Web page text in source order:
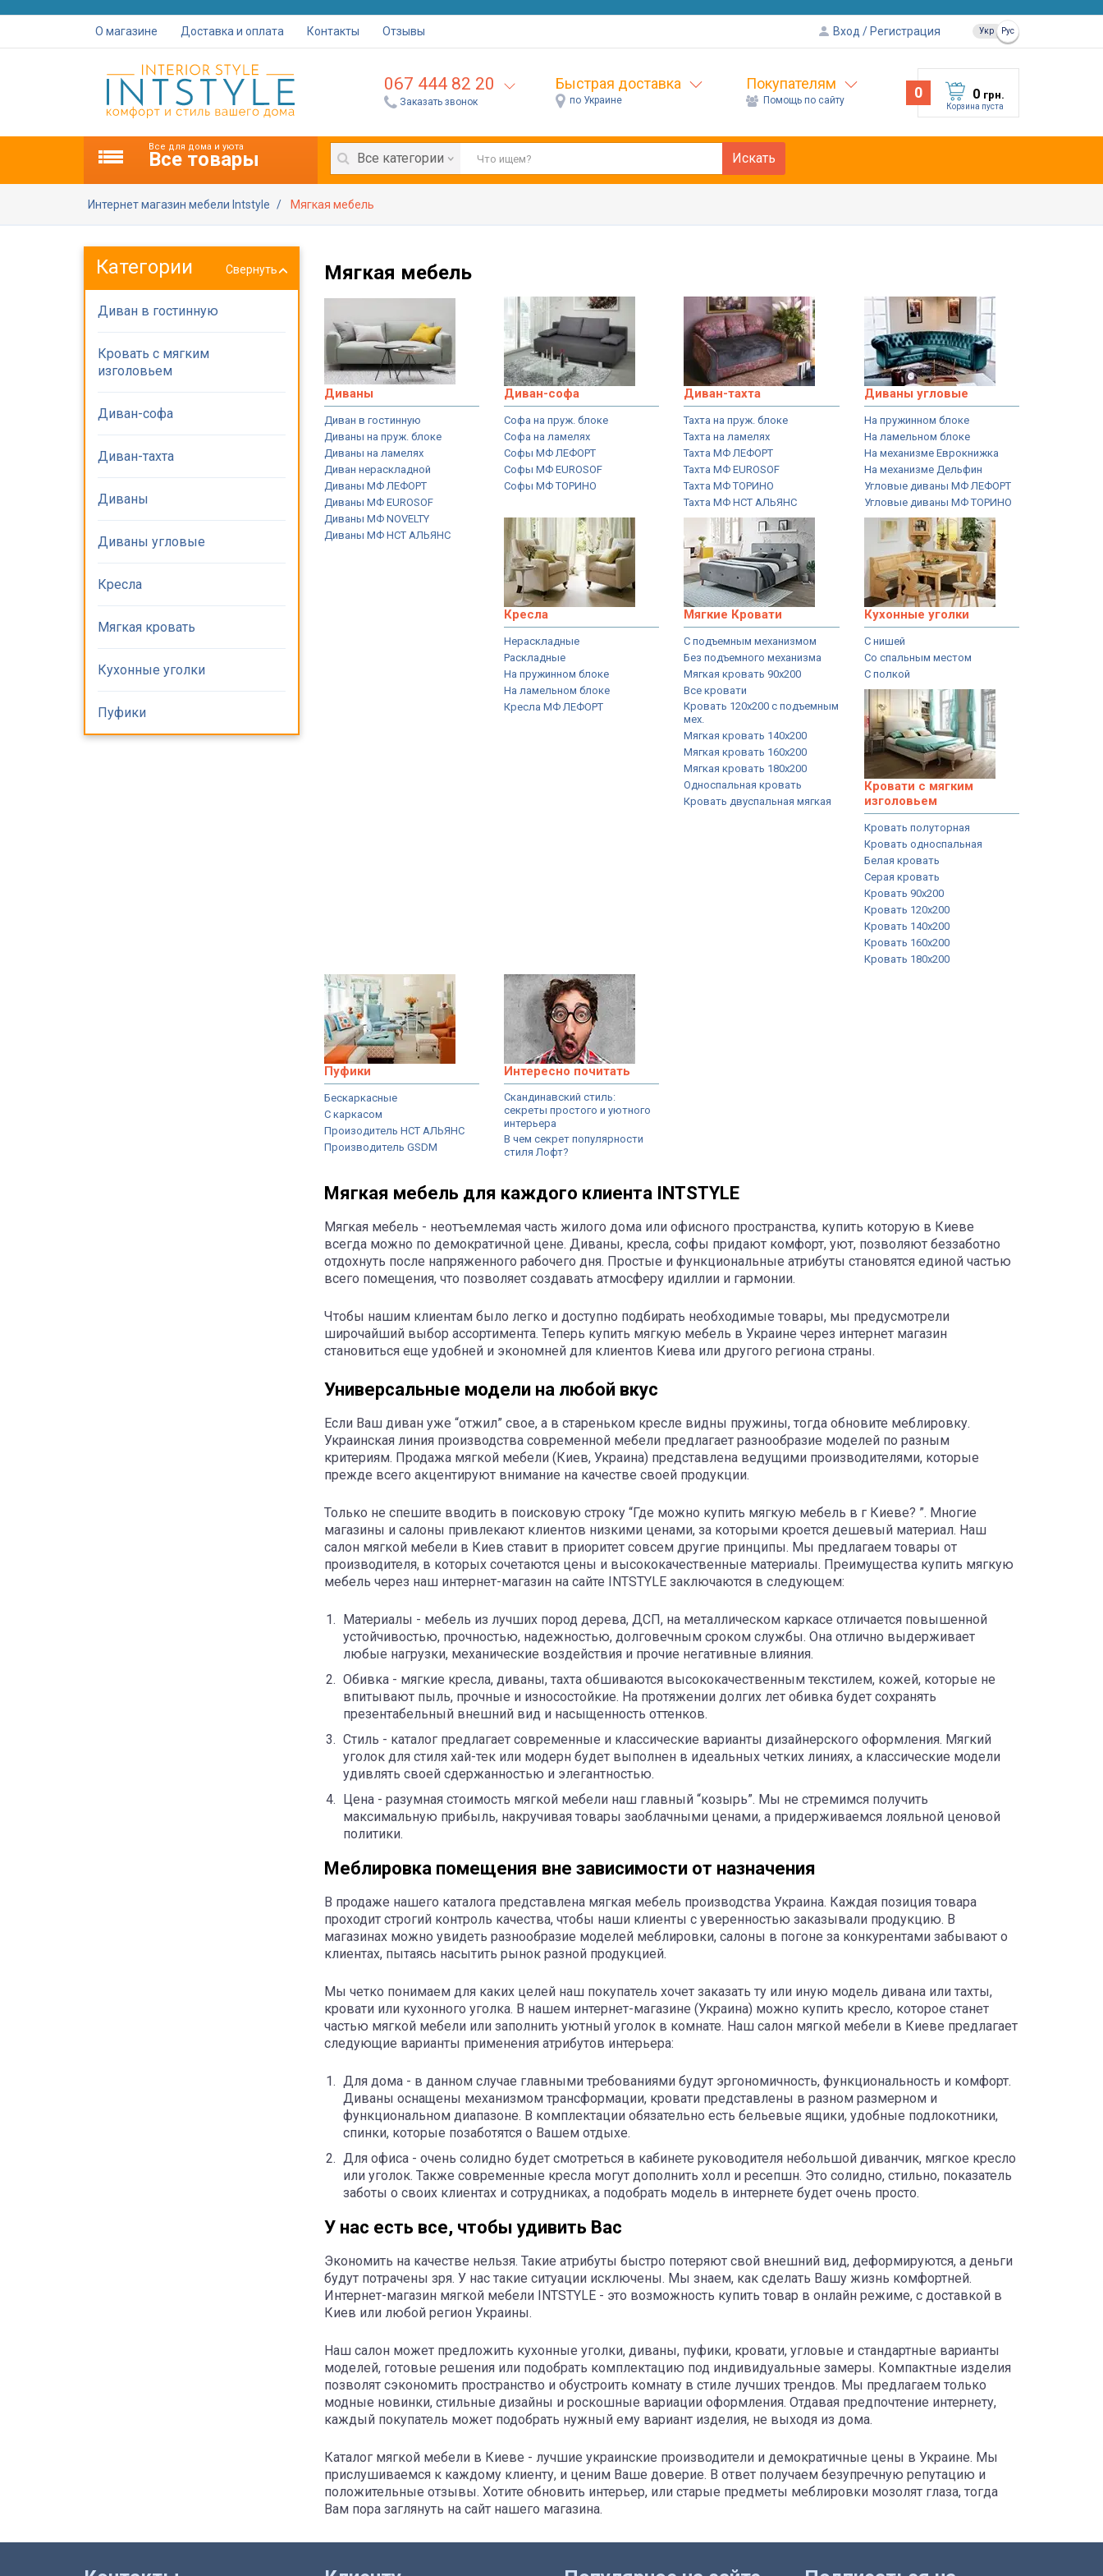
О магазине Доставка и оплата Контакты Отзывы Вход Регистрация Укр Рус
067 444 82 20
Заказать звонок
Быстрая доставка
по Украине
Покупателям
Помощь по сайту 0 0 грн.
Корзина пуста
Все для дома и уюта
Все товары Все категории Искать
Интернет магазин мебели Intstyle Мягкая мебель
Мягкая мебель
Диваны
Диван в гостинную
Диваны на пруж. блоке
Диваны на ламелях
Диван нераскладной
Диваны МФ ЛЕФОРТ
Диваны МФ EUROSOF
Диваны МФ NOVELTY
Диваны МФ НСТ АЛЬЯНС
Диван-софа
Софа на пруж. блоке
Софа на ламелях
Софы МФ ЛЕФОРТ
Софы МФ EUROSOF
Софы МФ ТОРИНО
Диван-тахта
Тахта на пруж. блоке
Тахта на ламелях
Тахта МФ ЛЕФОРТ
Тахта МФ EUROSOF
Тахта МФ ТОРИНО
Тахта МФ НСТ АЛЬЯНС
Диваны угловые
На пружинном блоке
На ламельном блоке
На механизме Еврокнижка
На механизме Дельфин
Угловые диваны МФ ЛЕФОРТ
Угловые диваны МФ ТОРИНО
Кресла
Нераскладные
Раскладные
На пружинном блоке
На ламельном блоке
Кресла МФ ЛЕФОРТ
Мягкие Кровати
С подъемным механизмом
Без подъемного механизма
Мягкая кровать 90x200
Все кровати
Кровать 120x200 с подъемным
мех.
Мягкая кровать 140x200
Мягкая кровать 160х200
Мягкая кровать 180х200
Односпальная кровать
Кровать двуспальная мягкая
Кухонные уголки
С нишей
Со спальным местом
С полкой
Кровати с мягким
изголовьем
Кровать полуторная
Кровать односпальная
Белая кровать
Серая кровать
Кровать 90x200
Кровать 120x200
Кровать 140х200
Кровать 160х200
Кровать 180х200
Пуфики
Бескаркасные
С каркасом
Произодитель НСТ АЛЬЯНС
Производитель GSDM
Интересно почитать
Скандинавский стиль:
секреты простого и уютного
интерьера
В чем секрет популярности
стиля Лофт?
Мягкая мебель для каждого клиента INTSTYLE
Мягкая мебель - неотъемлемая часть жилого дома или офисного пространства, купить которую в Киеве
всегда можно по демократичной цене. Диваны, кресла, софы придают комфорт, уют, позволяют беззаботно
отдохнуть после напряженного рабочего дня. Простые и функциональные атрибуты становятся единой частью
всего помещения, что позволяет создавать атмосферу идиллии и гармонии.
Чтобы нашим клиентам было легко и доступно подбирать необходимые товары, мы предусмотрели
широчайший выбор ассортимента. Теперь купить мягкую мебель в Украине через интернет магазин
становиться еще удобней и экономней для клиентов Киева или другого региона страны.
Универсальные модели на любой вкус
Если Ваш диван уже “отжил” свое, а в стареньком кресле видны пружины, тогда обновите меблировку.
Украинская линия производства современной мебели предлагает разнообразие моделей по разным
критериям. Продажа мягкой мебели (Киев, Украина) представлена ведущими производителями, которые
прежде всего акцентируют внимание на качестве своей продукции.
Только не спешите вводить в поисковую строку “Где можно купить мягкую мебель в г Киеве? ”. Многие
магазины и салоны привлекают клиентов низкими ценами, за которыми кроется дешевый материал. Наш
салон мягкой мебели в Киев ставит в приоритет совсем другие принципы. Мы предлагаем товары от
производителя, в которых сочетаются цены и высококачественные материалы. Преимущества купить мягкую
мебель через наш интернет-магазин на сайте INTSTYLE заключаются в следующем:
Материалы - мебель из лучших пород дерева, ДСП, на металлическом каркасе отличается повышенной
устойчивостью, прочностью, надежностью, долговечным сроком службы. Она отлично выдерживает
любые нагрузки, механические воздействия и прочие негативные влияния.
Обивка - мягкие кресла, диваны, тахта обшиваются высококачественным текстилем, кожей, которые не
впитывают пыль, прочные и износостойкие. На протяжении долгих лет обивка будет сохранять
презентабельный внешний вид и насыщенность оттенков.
Стиль - каталог предлагает современные и классические варианты дизайнерского оформления. Мягкий
уголок для стиля хай-тек или модерн будет выполнен в идеальных четких линиях, а классические модели
удивлять своей сдержанностью и элегантностью.
Цена - разумная стоимость мягкой мебели наш главный “козырь”. Мы не стремимся получить
максимальную прибыль, накручивая товары заоблачными ценами, а придерживаемся лояльной ценовой
политики.
Меблировка помещения вне зависимости от назначения
В продаже нашего каталога представлена мягкая мебель производства Украина. Каждая позиция товара
проходит строгий контроль качества, чтобы наши клиенты с уверенностью заказывали продукцию. В
магазинах можно увидеть разнообразие моделей меблировки, салоны в погоне за конкурентами забывают о
клиентах, пытаясь насытить рынок разной продукцией.
Мы четко понимаем для каких целей наш покупатель хочет заказать ту или иную модель дивана или тахты,
кровати или кухонного уголка. В нашем интернет-магазине (Украина) можно купить кресло, которое станет
частью мягкой мебели или заполнить уютный уголок в комнате. Наш салон мягкой мебели в Киеве предлагает
следующие варианты применения атрибутов интерьера:
Для дома - в данном случае главными требованиями будут эргономичность, функциональность и комфорт.
Диваны оснащены механизмом трансформации, кровати представлены в разном размерном и
функциональном диапазоне. В комплектации обязательно есть бельевые ящики, удобные подлокотники,
спинки, которые позаботятся о Вашем отдыхе.
Для офиса - очень солидно будет смотреться в кабинете руководителя небольшой диванчик, мягкое кресло
или уголок. Также современные кресла могут дополнить холл и ресепшн. Это солидно, стильно, показатель
заботы о своих клиентах и сотрудниках, а подобрать модель в интернете будет очень просто.
У нас есть все, чтобы удивить Вас
Экономить на качестве нельзя. Такие атрибуты быстро потеряют свой внешний вид, деформируются, а деньги
будут потрачены зря. У нас такие ситуации исключены. Мы знаем, как сделать Вашу жизнь комфортней.
Интернет-магазин мягкой мебели INTSTYLE - это возможность купить товар в онлайн режиме, с доставкой в
Киев или любой регион Украины.
Наш салон может предложить кухонные уголки, диваны, пуфики, кровати, угловые и стандартные варианты
моделей, готовые решения или подобрать комплектацию под индивидуальные замеры. Компактные изделия
позволят сэкономить пространство и обустроить комнату в стиле лучших трендов. Мы предлагаем только
модные новинки, стильные дизайны и роскошные вариации оформления. Отдавая предпочтение интернету,
каждый покупатель может подобрать нужный ему вариант изделия, не выходя из дома.
Каталог мягкой мебели в Киеве - лучшие украинские производители и демократичные цены в Украине. Мы
прислушиваемся к каждому клиенту, и ценим Ваше доверие. В ответ получаем безупречную репутацию и
положительные отзывы. Хотите обновить интерьер, или старые предметы меблировки мозолят глаза, тогда
Вам пора заглянуть на сайт нашего магазина.
Категории Свернуть
Диван в гостинную
Кровать с мягким
изголовьем
Диван-софа
Диван-тахта
Диваны
Диваны угловые
Кресла
Мягкая кровать
Кухонные уголки
Пуфики